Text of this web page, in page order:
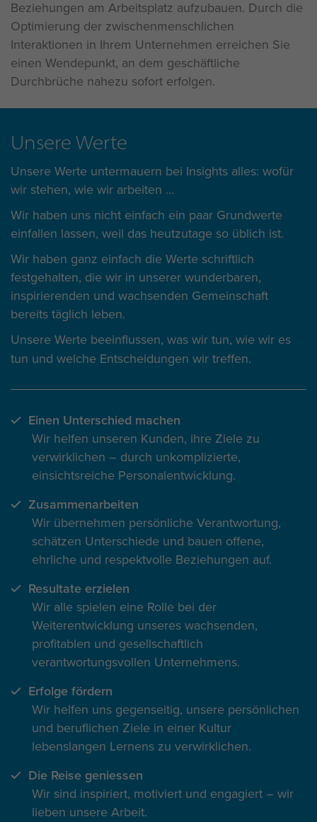
Beziehungen am Arbeitsplatz aufzubauen. Durch die
Optimierung der zwischenmenschlichen
Interaktionen in Ihrem Unternehmen erreichen Sie
einen Wendepunkt, an dem geschäftliche
Durchbrüche nahezu sofort erfolgen.
Unsere Werte
Unsere Werte untermauern bei Insights alles: wofür
wir stehen, wie wir arbeiten
Wir haben uns nicht einfach ein paar Grundwerte
einfallen lassen, weil das heutzutage so üblich ist.
Wir haben ganz einfach die Werte schriftlich
festgehalten, die wir in unserer wunderbaren,
inspirierenden und wachsenden Gemeinschaft
bereits täglich leben.
Unsere Werte beeinflussen, was wir tun, wie wir es
tun und welche Entscheidungen wir treffen.
Einen Unterschied machen
Wir helfen unseren Kunden, ihre Ziele zu
verwirklichen – durch unkomplizierte,
einsichtsreiche Personalentwicklung.
Zusammenarbeiten
Wir übernehmen persönliche Verantwortung,
schätzen Unterschiede und bauen offene,
ehrliche und respektvolle Beziehungen auf.
Resultate erzielen
Wir alle spielen eine Rolle bei der
Weiterentwicklung unseres wachsenden,
profitablen und gesellschaftlich
verantwortungsvollen Unternehmens.
Erfolge fördern
Wir helfen uns gegenseitig, unsere persönlichen
und beruflichen Ziele in einer Kultur
lebenslangen Lernens zu verwirklichen.
Die Reise geniessen
Wir sind inspiriert, motiviert und engagiert – wir
lieben unsere Arbeit.